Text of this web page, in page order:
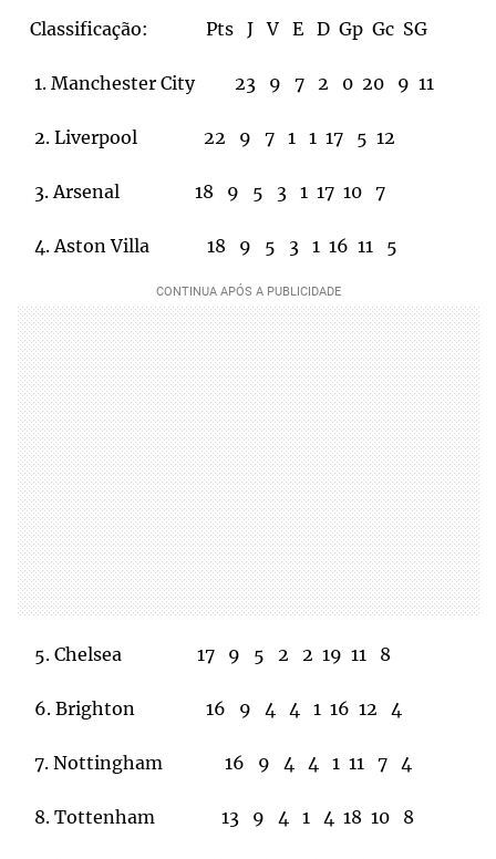
Classificação: Pts J V E D Gp Gc SG
1. Manchester City 23 9 7 2 0 20 9 11
2. Liverpool 22 9 7 1 1 17 5 12
3. Arsenal 18 9 5 3 1 17 10 7
4. Aston Villa 18 9 5 3 1 16 11 5
5. Chelsea 17 9 5 2 2 19 11 8
6. Brighton 16 9 4 4 1 16 12 4
7. Nottingham 16 9 4 4 1 11 7 4
8. Tottenham 13 9 4 1 4 18 10 8